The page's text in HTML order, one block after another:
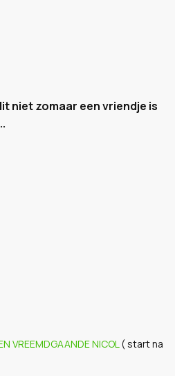
niet zomaar een vriendje is
VREEMDGAANDE NICOL( start na